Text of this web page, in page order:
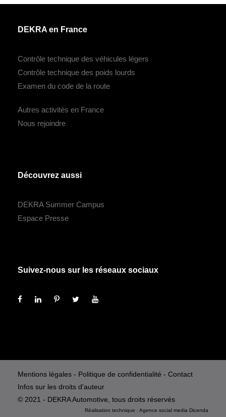
DEKRA en France
Contrôle technique des véhicules légers
Contrôle technique des poids lourds
Examen du code de la route
Autres activités en France
Nous rejoindre
Découvrez aussi
DEKRA Summer Campus
Espace Presse
Suivez-nous sur les réseaux sociaux
Mentions légales - Politique de confidentialité - Contact
Infos sur les droits d'auteur
© 2021 - DEKRA Automotive, tous droits réservés
Réalisation technique : Agence social media Dicenda